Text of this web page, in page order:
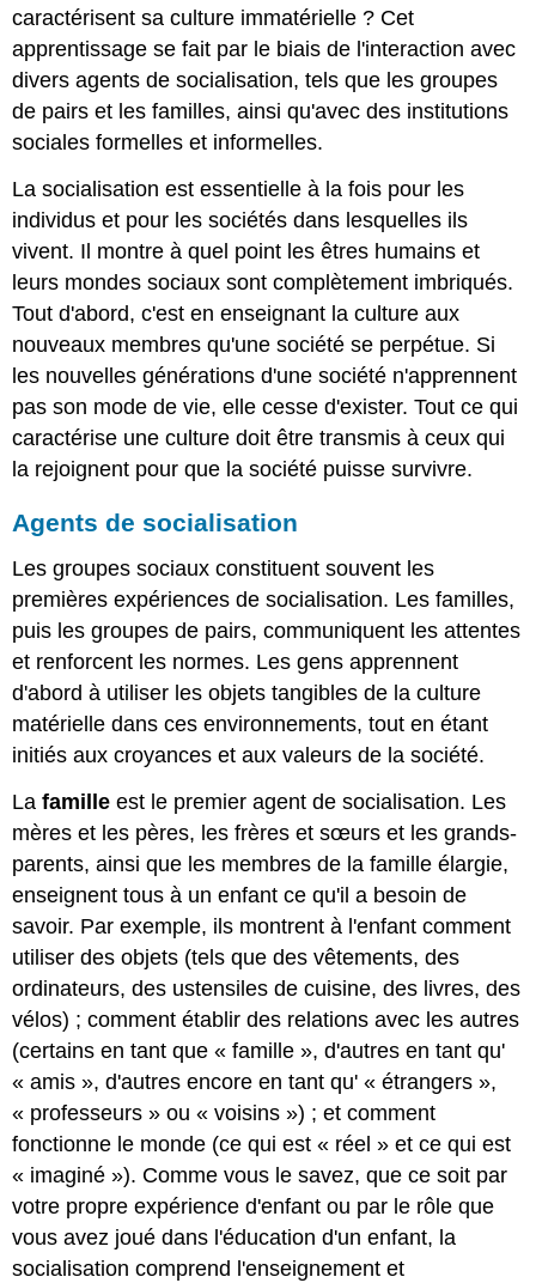
caractérisent sa culture immatérielle ? Cet
apprentissage se fait par le biais de l'interaction avec
divers agents de socialisation, tels que les groupes
de pairs et les familles, ainsi qu'avec des institutions
sociales formelles et informelles.
La socialisation est essentielle à la fois pour les
individus et pour les sociétés dans lesquelles ils
vivent. Il montre à quel point les êtres humains et
leurs mondes sociaux sont complètement imbriqués.
Tout d'abord, c'est en enseignant la culture aux
nouveaux membres qu'une société se perpétue. Si
les nouvelles générations d'une société n'apprennent
pas son mode de vie, elle cesse d'exister. Tout ce qui
caractérise une culture doit être transmis à ceux qui
la rejoignent pour que la société puisse survivre.
Agents de socialisation
Les groupes sociaux constituent souvent les
premières expériences de socialisation. Les familles,
puis les groupes de pairs, communiquent les attentes
et renforcent les normes. Les gens apprennent
d'abord à utiliser les objets tangibles de la culture
matérielle dans ces environnements, tout en étant
initiés aux croyances et aux valeurs de la société.
Lafamille est le premier agent de socialisation. Les
mères et les pères, les frères et sœurs et les grands-
parents, ainsi que les membres de la famille élargie,
enseignent tous à un enfant ce qu'il a besoin de
savoir. Par exemple, ils montrent à l'enfant comment
utiliser des objets (tels que des vêtements, des
ordinateurs, des ustensiles de cuisine, des livres, des
vélos) ; comment établir des relations avec les autres
(certains en tant que « famille », d'autres en tant qu'
« amis », d'autres encore en tant qu' « étrangers »,
« professeurs » ou « voisins ») ; et comment
fonctionne le monde (ce qui est « réel » et ce qui est
« imaginé »). Comme vous le savez, que ce soit par
votre propre expérience d'enfant ou par le rôle que
vous avez joué dans l'éducation d'un enfant, la
socialisation comprend l'enseignement et